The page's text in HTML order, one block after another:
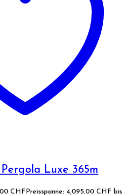
Luxe 365m
CHF Preisspanne: 4,095.00 CHF bis